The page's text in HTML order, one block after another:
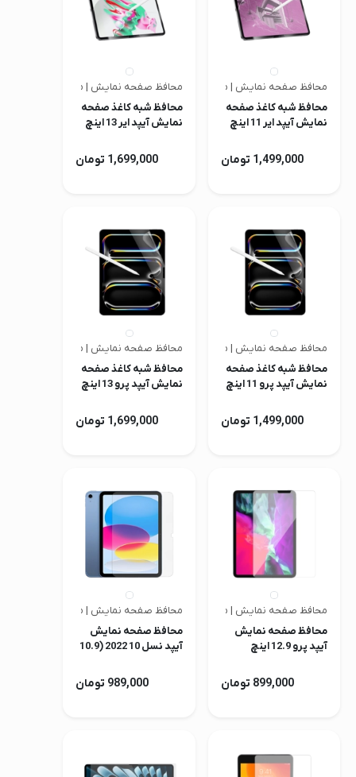
محافظ صفحه نمایش | متفرقه
محافظ شبه کاغذ صفحه
نمایش آیپد ایر 11 اینچ
Nano HD1,499,000 تومان
محافظ صفحه نمایش | متفرقه
محافظ شبه کاغذ صفحه
نمایش آیپد ایر 13 اینچ
Nano HD1,699,000 تومان
محافظ صفحه نمایش | متفرقه
محافظ شبه کاغذ صفحه
نمایش آیپد پرو 11 اینچ
1,499,000 تومان
محافظ صفحه نمایش | متفرقه
محافظ شبه کاغذ صفحه
نمایش آیپد پرو 13 اینچ
1,699,000 تومان
محافظ صفحه نمایش | متفرقه
محافظ صفحه نمایش
آیپد پرو 12.9 اینچ
899,000 تومان
محافظ صفحه نمایش | متفرقه
محافظ صفحه نمایش
آیپد نسل 10 2022 (10.9
989,000 تومان